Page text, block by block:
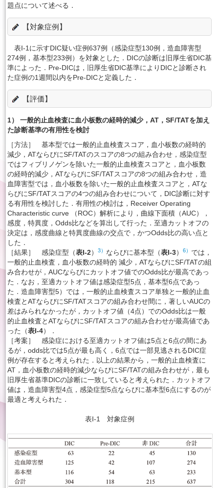
題点について述べる．
【対象症例】
表I-1に示すDIC疑い症例637例（感染症型130例，造血障害型
274例，基本型233例）を対象とした．DICの診断は旧厚生省DIC基
準によった．Pre-DICは，旧厚生省DIC基準によりDICと診断され
た症例の1週間以内をPre-DICと定義した．
【評価】
1） 一般的止血検査に血小板数の経時的減少，AT，SF/TATを加え
た診断基準の有用性を検討
［方法］ 基本型では一般的止血検査スコア，血小板数の経時的
減少，ATならびにSF/TATのスコアの8つの組み合わせ，感染症型
ではフィブリノゲンを除いた一般的止血検査スコアと，血小板数
の経時的減少，ATならびにSF/TATスコアの8つの組み合わせ，造
血障害型では，血小板数を除いた一般的止血検査スコアと，ATな
らびにSF/TATスコアの4つの組み合わせについて，DIC診断に対す
る有用性を検討した．有用性の検討は，Receiver Operating
Characteristic curve （ROC）解析により，曲線下面積（AUC），
感度，特異度，Odds比などを算出して行った．至適カットオフの
決定は，感度曲線と特異度曲線の交点で，かつOdds比の高い点と
した．
［結果］ 感染症型（表I-2） 3） ならびに基本型（表I-3） 6） では，
一般的止血検査，血小板数の経時的 減少，ATならびにSF/TATの組
み合わせが，AUCならびにカットオフ値でのOdds比が最高であっ
た．なお，至適カットオフ値は感染症型5点，基本型6点であっ
た．造血障害型5）では，一般的止血検査スコア単独と一般的止血
検査とATならびにSF/TATスコアの組み合わせ間に，著しいAUCの
差はみられなかったが，カットオフ値（4点）でのOdds比は一般
的止血検査とATならびにSF/TATスコアの組み合わせが最高値であ
った（表I-4）．
［考案］ 感染症における至適カットオフ値は5点と6点の間にあ
るが，odds比では5点が最も高く，6点では一部見逃されるDIC症
例が存在すると考えられた．以上の結果から，一般的止血検査に
AT，血小板数の経時的減少ならびにSF/TATの組み合わせが，最も
旧厚生省基準DICの診断に一致していると考えられた．カットオフ
値は，造血障害型4点，感染症型5点ならびに基本型6点にするのが
最適と考えられた．
表I-1 対象症例